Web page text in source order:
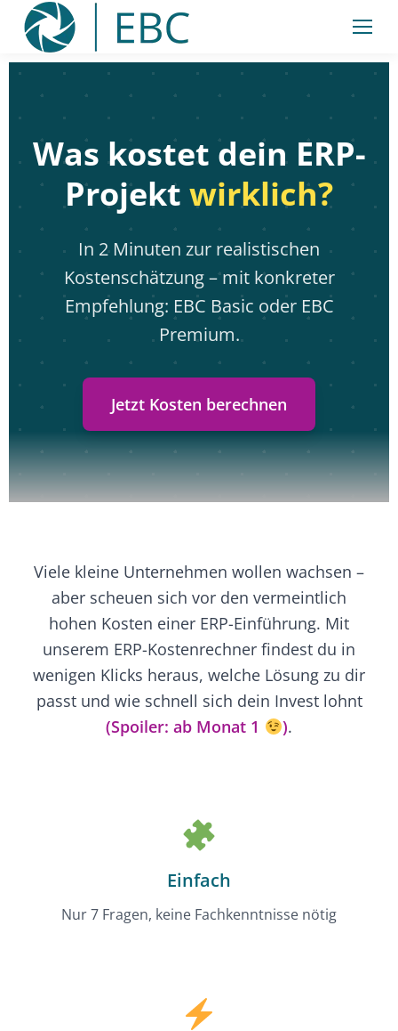
springen
Was kostet dein ERP-
Projekt wirklich?
In 2 Minuten zur realistischen
Kostenschätzung – mit konkreter
Empfehlung: EBC Basic oder EBC
Premium.
Jetzt Kosten berechnen
Viele kleine Unternehmen wollen wachsen –
aber scheuen sich vor den vermeintlich
hohen Kosten einer ERP-Einführung. Mit
unserem ERP-Kostenrechner findest du in
wenigen Klicks heraus, welche Lösung zu dir
passt und wie schnell sich dein Invest lohnt
(Spoiler: ab Monat 1
).
Einfach
Nur 7 Fragen, keine Fachkenntnisse nötig